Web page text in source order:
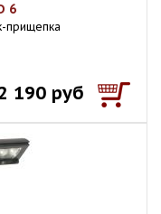
6
прищепка
190 руб